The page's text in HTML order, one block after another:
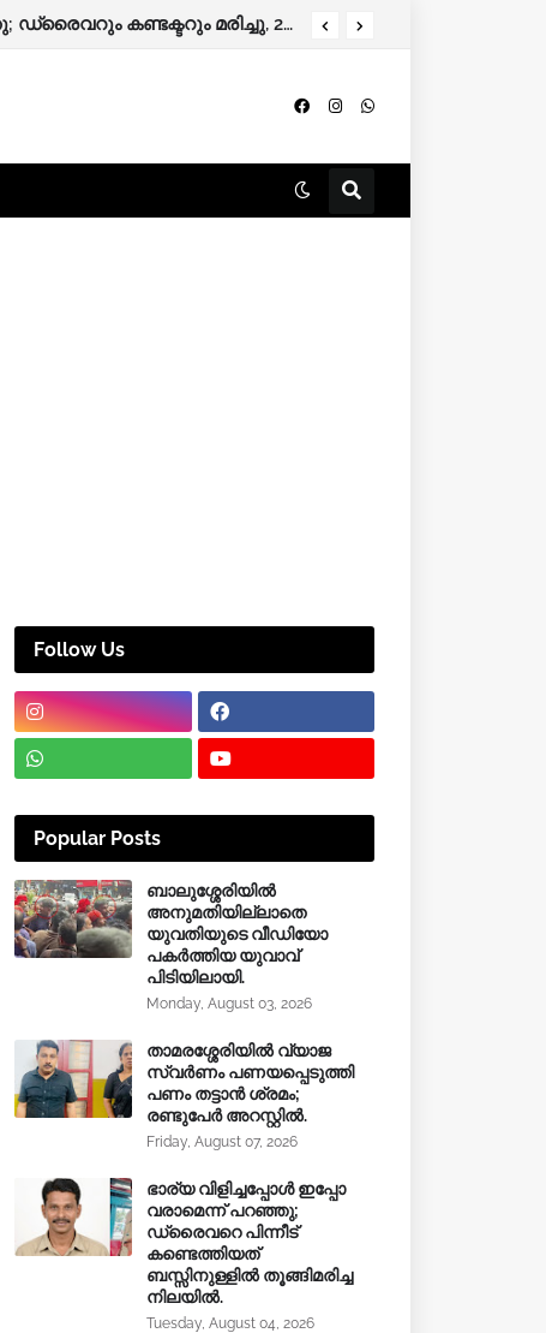
ബംഗളൂരുവിലേക്ക് പോയ കെഎസ്ആർടിസി ബസ് നിയന്ത്രണം വിട്ട് മറിഞ്ഞു; ഡ്രൈവറും കണ്ടക്ടറും മരിച്ചു, 20 പേർക്ക് പരിക്ക്.
ഒട്ടേറെ കേസുകൾ.
Follow Us
Popular Posts
ബാലുശ്ശേരിയിൽ
അനുമതിയില്ലാതെ
യുവതിയുടെ വീഡിയോ
പകർത്തിയ യുവാവ്
പിടിയിലായി.
Monday, August 03, 2026
താമരശ്ശേരിയിൽ വ്യാജ
സ്വർണം പണയപ്പെടുത്തി
പണം തട്ടാൻ ശ്രമം;
രണ്ടുപേർ അറസ്റ്റിൽ.
Friday, August 07, 2026
ഭാര്യ വിളിച്ചപ്പോള്‍ ഇപ്പോ
വരാമെന്ന് പറഞ്ഞു;
ഡ്രൈവറെ പിന്നീട്
കണ്ടെത്തിയത്
ബസ്സിനുള്ളില്‍ തൂങ്ങിമരിച്ച
നിലയിൽ.
Tuesday, August 04, 2026